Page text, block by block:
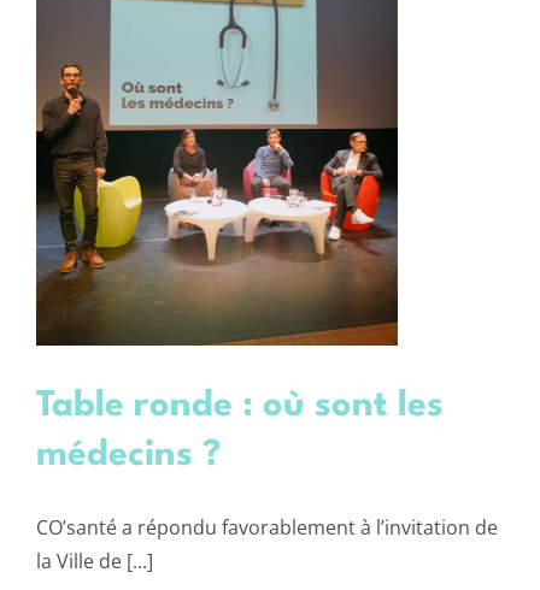
Actions
Actualités
Offres d’emploi
Table ronde : où sont les
médecins ?
CO’santé a répondu favorablement à l’invitation de
la Ville de [...]